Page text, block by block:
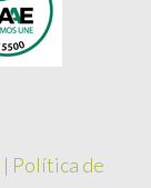
| Política de